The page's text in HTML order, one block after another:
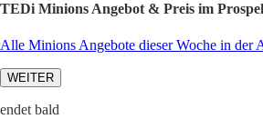
TEDi Minions Angebot & Preis im
Alle Minions Angebote dieser Woche in der
WEITER
endet bald